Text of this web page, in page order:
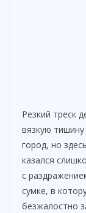
Резкий треск
вязкую
город, но
казался
с
сумке, в
безжалостно